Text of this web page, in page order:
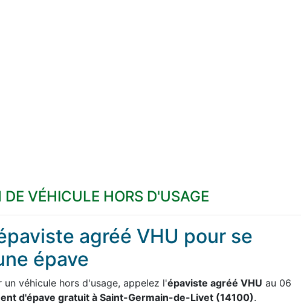
VÉHICULE HORS D'USAGE
agréé VHU pour se
épave
véhicule hors d'usage, appelez l'épaviste agréé VHU au 06
d'épave gratuit à Saint-Germain-de-Livet (14100).